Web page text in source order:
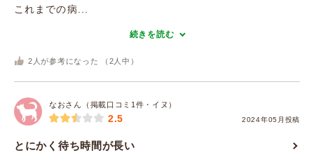
これまでの病...
続きを読む
2 人が参考になった （ 2 人中）
なおさん（掲載口コミ1件・イヌ）
2024年05月投稿
2.5
とにかく待ち時間が長い